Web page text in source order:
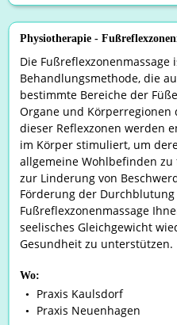
Physiotherapie -
Die
Behandlungsmethode, die
bestimmte Bereiche der
Organe und
dieser Reflexzonen werden
im Körper stimuliert, um
allgemeine Wohlbefinden
zur Linderung von
Förderung der
Fußreflexzonenmassage
seelisches Gleichgewicht
Gesundheit zu unterstützen.
Wo:
•
Praxis Kaulsdorf
• Praxis Neuenhagen